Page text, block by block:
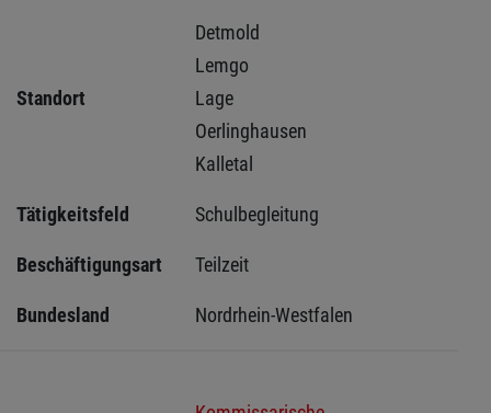
Standort
Detmold
Lemgo
Lage
Oerlinghausen
Kalletal
Tätigkeitsfeld Schulbegleitung
Beschäftigungsart Teilzeit
Bundesland Nordrhein-Westfalen